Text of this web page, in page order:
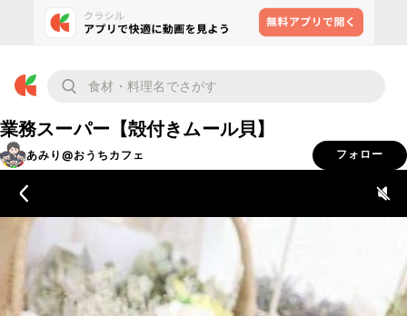
業務スーパー【殻付きムール貝】
あみり@おうちカフェ フォロー